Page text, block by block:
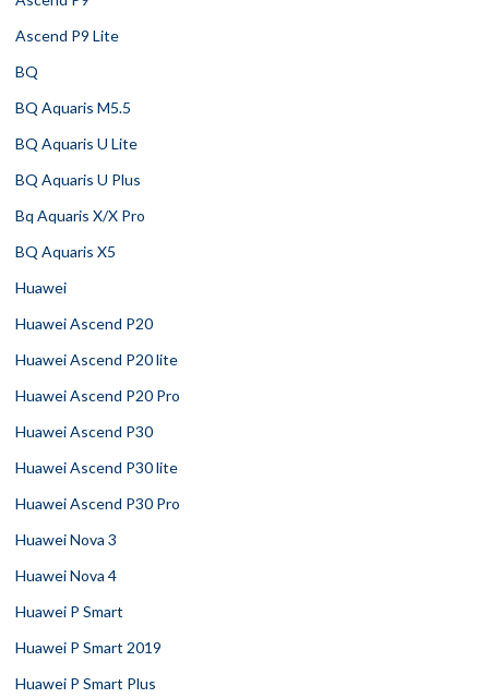
Ascend P9 Lite
BQ
BQ Aquaris M5.5
BQ Aquaris U Lite
BQ Aquaris U Plus
Bq Aquaris X/X Pro
BQ Aquaris X5
Huawei
Huawei Ascend P20
Huawei Ascend P20 lite
Huawei Ascend P20 Pro
Huawei Ascend P30
Huawei Ascend P30 lite
Huawei Ascend P30 Pro
Huawei Nova 3
Huawei Nova 4
Huawei P Smart
Huawei P Smart 2019
Huawei P Smart Plus